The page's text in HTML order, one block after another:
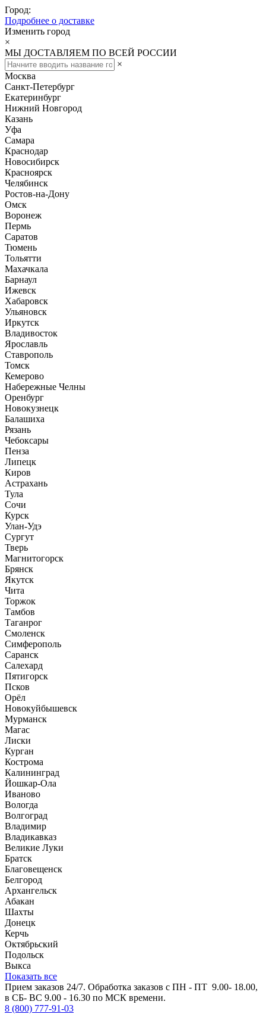
Город:
Подробнее о доставке
Изменить город
×
МЫ ДОСТАВЛЯЕМ ПО ВСЕЙ РОССИИ
×
Москва
Санкт-Петербург
Екатеринбург
Нижний Новгород
Казань
Уфа
Самара
Краснодар
Новосибирск
Красноярск
Челябинск
Ростов-на-Дону
Омск
Воронеж
Пермь
Саратов
Тюмень
Тольятти
Махачкала
Барнаул
Ижевск
Хабаровск
Ульяновск
Иркутск
Владивосток
Ярославль
Ставрополь
Томск
Кемерово
Набережные Челны
Оренбург
Новокузнецк
Балашиха
Рязань
Чебоксары
Пенза
Липецк
Киров
Астрахань
Тула
Сочи
Курск
Улан-Удэ
Сургут
Тверь
Магнитогорск
Брянск
Якутск
Чита
Торжок
Тамбов
Таганрог
Смоленск
Симферополь
Саранск
Салехард
Пятигорск
Псков
Орёл
Новокуйбышевск
Мурманск
Магас
Лиски
Курган
Кострома
Калининград
Йошкар-Ола
Иваново
Вологда
Волгоград
Владимир
Владикавказ
Великие Луки
Братск
Благовещенск
Белгород
Архангельск
Абакан
Шахты
Донецк
Керчь
Октябрьский
Подольск
Выкса
Показать все
Прием заказов 24/7. Обработка заказов с ПН - ПТ 9.00- 18.00,
в СБ- ВС 9.00 - 16.30 по МСК времени.
8 (800) 777-91-03